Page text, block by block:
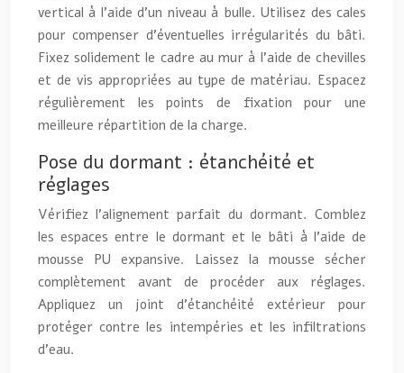
vertical à l’aide d’un niveau à bulle. Utilisez des cales
pour compenser d’éventuelles irrégularités du bâti.
Fixez solidement le cadre au mur à l’aide de chevilles
et de vis appropriées au type de matériau. Espacez
régulièrement les points de fixation pour une
meilleure répartition de la charge.
Pose du dormant : étanchéité et
réglages
Vérifiez l’alignement parfait du dormant. Comblez
les espaces entre le dormant et le bâti à l’aide de
mousse PU expansive. Laissez la mousse sécher
complètement avant de procéder aux réglages.
Appliquez un joint d’étanchéité extérieur pour
protéger contre les intempéries et les infiltrations
d’eau.